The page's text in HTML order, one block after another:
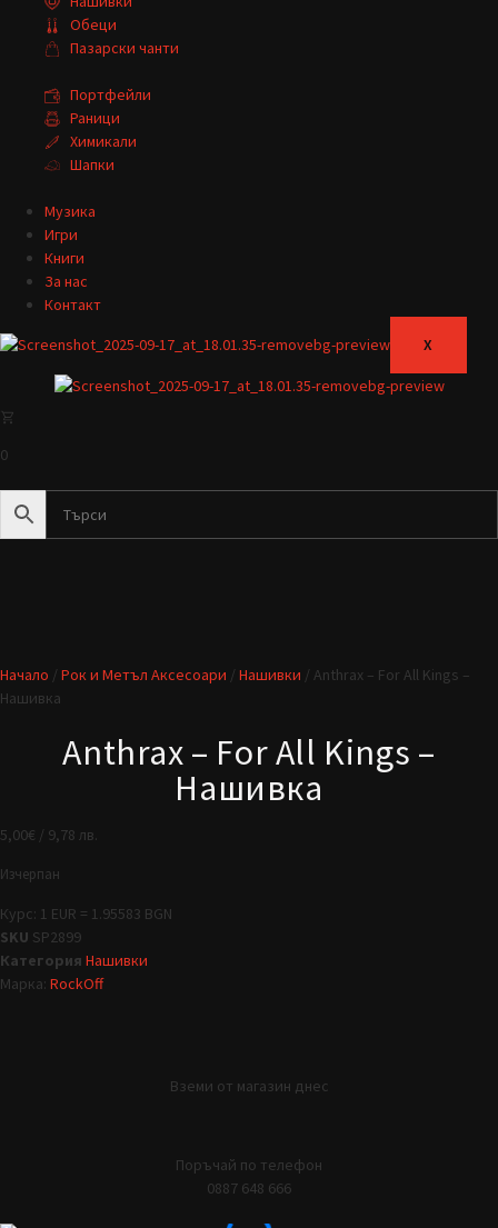
Обеци
Пазарски чанти
Портфейли
Раници
Химикали
Шапки
Музика
Игри
Книги
За нас
Контакт
X
0
Начало / Рок и Метъл Аксесоари / Нашивки / Anthrax – For All Kings –
Нашивка
Anthrax – For All Kings –
Нашивка
5,00€ / 9,78 лв.
Изчерпан
Курс: 1 EUR = 1.95583 BGN
SKU SP2899
Категория Нашивки
Марка: RockOff
Вземи от магазин днес
Поръчай по телефон
0887 648 666